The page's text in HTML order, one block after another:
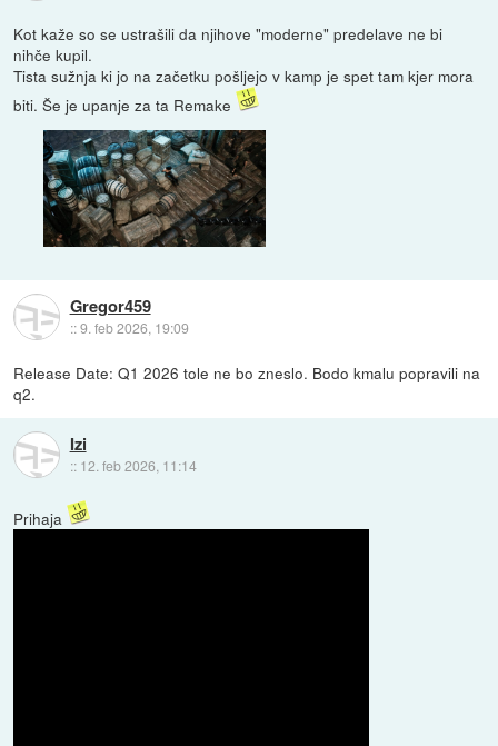
Kot kaže so se ustrašili da njihove "moderne" predelave ne bi
nihče kupil.
Tista sužnja ki jo na začetku pošljejo v kamp je spet tam kjer mora
biti. Še je upanje za ta Remake
Gregor459
::9. feb 2026, 19:09
Release Date: Q1 2026 tole ne bo zneslo. Bodo kmalu popravili na
q2.
Izi
:: 12. feb 2026, 11:14
Prihaja